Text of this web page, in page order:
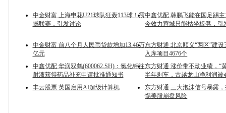
中金财富 上海申花U21球队狂轰113球！震
撼联赛，引发讨论
中鑫优配 韩鹏飞能在国足踢
今效力蓉城只能枯坐板凳，引
中金财富 前八个月人民币贷款增加13.46万
亿元
东方财通 北京顺义“两区”建
入库项目4676个
中鑫优配 华润双鹤(600062.SH)：氯化钾注
射液获得药品补充申请批准通知书
东方财通 涨价带不动业绩，“
半年刹车，古越龙山净利润被
丰云股票 英国启用AI超级计算机
东方财通 三大泡沫信号暴露
惕美股崩盘风险